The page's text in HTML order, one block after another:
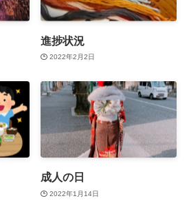
進捗状況
2022年2月2日
成人の日
2022年1月14日